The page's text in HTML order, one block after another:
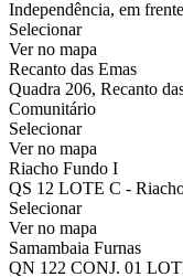
Independência, em
Selecionar
Ver no mapa
Recanto das Emas
Quadra 206, Recanto
Comunitário
Selecionar
Ver no mapa
Riacho Fundo I
QS 12 LOTE C -
Selecionar
Ver no mapa
Samambaia Furnas
QN 122 CONJ. 01